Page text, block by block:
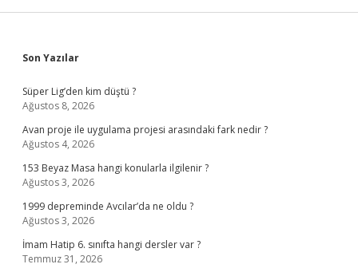
Sidebar
Son Yazılar
Süper Lig’den kim düştü ?
Ağustos 8, 2026
Avan proje ile uygulama projesi arasındaki fark nedir ?
Ağustos 4, 2026
153 Beyaz Masa hangi konularla ilgilenir ?
Ağustos 3, 2026
1999 depreminde Avcılar’da ne oldu ?
Ağustos 3, 2026
İmam Hatip 6. sınıfta hangi dersler var ?
Temmuz 31, 2026